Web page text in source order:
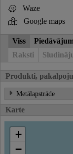
Waze
Google maps
Viss
Raksti
Produkti,
Metālapstrāde
Karte
+
−